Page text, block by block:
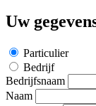
Uw
Particulier
Bedrijf
Bedrijfsnaam
Naam